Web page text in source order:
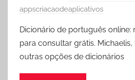
appscriacaodeaplicativos
Dicionário de português online:
para consultar grátis. Michaelis,
outras opções de dicionários